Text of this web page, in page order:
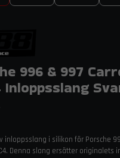
996 & 997
Inloppsslang
inloppsslang i silikon för Porsche
Denna slang ersätter originalets